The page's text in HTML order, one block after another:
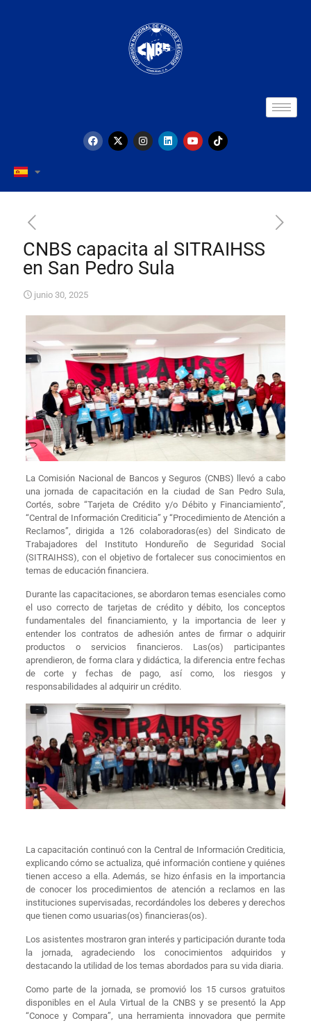
CNBS capacita al SITRAIHSS
en San Pedro Sula
junio 30, 2025
La Comisión Nacional de Bancos y Seguros (CNBS) llevó a cabo
una jornada de capacitación en la ciudad de San Pedro Sula,
Cortés, sobre “Tarjeta de Crédito y/o Débito y Financiamiento”,
“Central de Información Crediticia” y “Procedimiento de Atención a
Reclamos”, dirigida a 126 colaboradoras(es) del Sindicato de
Trabajadores del Instituto Hondureño de Seguridad Social
(SITRAIHSS), con el objetivo de fortalecer sus conocimientos en
temas de educación financiera.
Durante las capacitaciones, se abordaron temas esenciales como
el uso correcto de tarjetas de crédito y débito, los conceptos
fundamentales del financiamiento, y la importancia de leer y
entender los contratos de adhesión antes de firmar o adquirir
productos o servicios financieros. Las(os) participantes
aprendieron, de forma clara y didáctica, la diferencia entre fechas
de corte y fechas de pago, así como, los riesgos y
responsabilidades al adquirir un crédito.
La capacitación continuó con la Central de Información Crediticia,
explicando cómo se actualiza, qué información contiene y quiénes
tienen acceso a ella. Además, se hizo énfasis en la importancia
de conocer los procedimientos de atención a reclamos en las
instituciones supervisadas, recordándoles los deberes y derechos
que tienen como usuarias(os) financieras(os).
Los asistentes mostraron gran interés y participación durante toda
la jornada, agradeciendo los conocimientos adquiridos y
destacando la utilidad de los temas abordados para su vida diaria.
Como parte de la jornada, se promovió los 15 cursos gratuitos
disponibles en el Aula Virtual de la CNBS y se presentó la App
“Conoce y Compara”, una herramienta innovadora que permite